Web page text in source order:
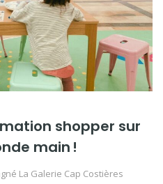
shopper sur
main !
La Galerie Cap Costières